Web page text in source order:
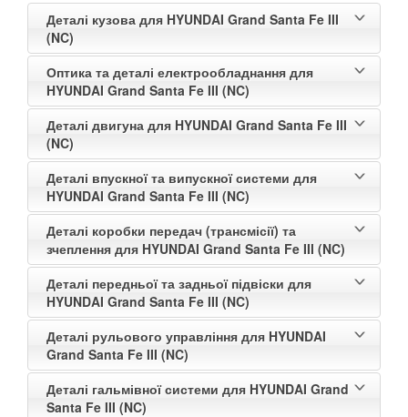
Деталі кузова для HYUNDAI Grand Santa Fe III
(NC)
Оптика та деталі електрообладнання для
HYUNDAI Grand Santa Fe III (NC)
Деталі двигуна для HYUNDAI Grand Santa Fe III
(NC)
Деталі впускної та випускної системи для
HYUNDAI Grand Santa Fe III (NC)
Деталі коробки передач (трансмісії) та
зчеплення для HYUNDAI Grand Santa Fe III (NC)
Деталі передньої та задньої підвіски для
HYUNDAI Grand Santa Fe III (NC)
Деталі рульового управління для HYUNDAI
Grand Santa Fe III (NC)
Деталі гальмівної системи для HYUNDAI Grand
Santa Fe III (NC)